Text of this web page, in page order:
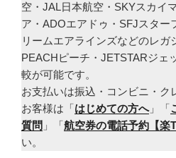
空・JAL日本航空・SKYスカイ
ア・ADOエアドゥ・SFJスター
リームエアラインズなどのレガ
PEACHピーチ・JETSTARジェ
較が可能です。
お支払いは振込・コンビニ・ク
お客様は「はじめての方へ」「
質問 」「航空券の電話予約【楽
い。